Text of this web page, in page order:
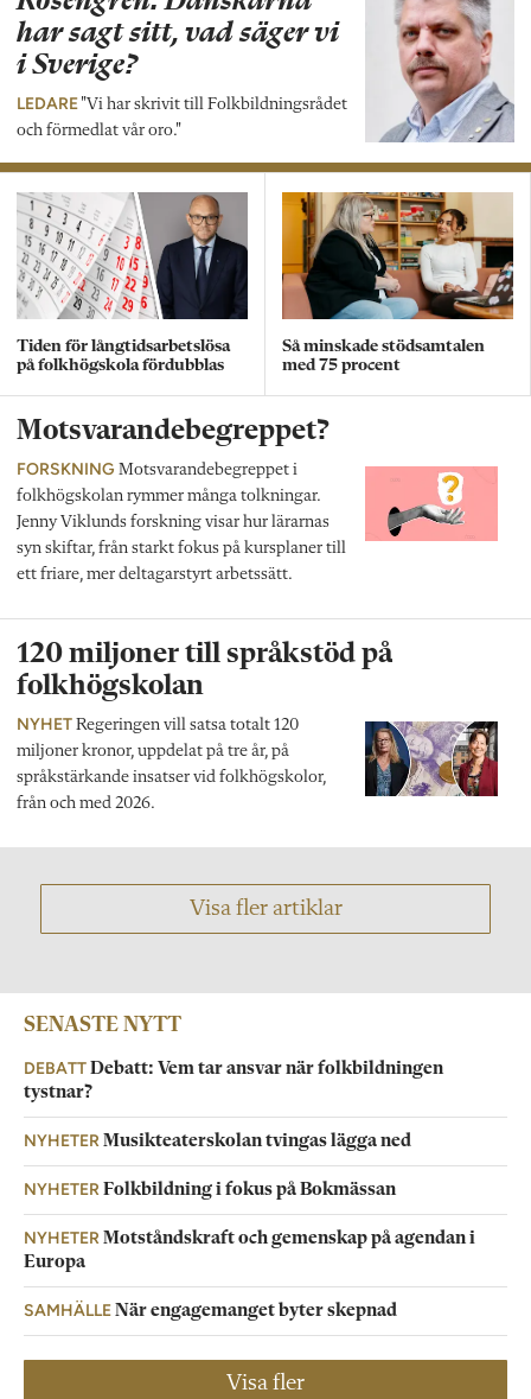
har sagt sitt, vad säger vi
i Sverige?
LEDARE "Vi har skrivit till Folkbildningsrådet
och förmedlat vår oro."
Tiden för långtidsarbetslösa
på folkhögskola fördubblas
Så minskade stödsamtalen
med 75 procent
Motsvarandebegreppet?
FORSKNING Motsvarandebegreppet i
folkhögskolan rymmer många tolkningar.
Jenny Viklunds forskning visar hur lärarnas
syn skiftar, från starkt fokus på kursplaner till
ett friare, mer deltagarstyrt arbetssätt.
120 miljoner till språkstöd på
folkhögskolan
NYHET Regeringen vill satsa totalt 120
miljoner kronor, uppdelat på tre år, på
språkstärkande insatser vid folkhögskolor,
från och med 2026.
Visa fler artiklar
SENASTE NYTT
DEBATTDebatt: Vem tar ansvar när folkbildningen
tystnar?
NYHETERMusikteaterskolan tvingas lägga ned
NYHETERFolkbildning i fokus på Bokmässan
NYHETERMotståndskraft och gemenskap på agendan i
Europa
SAMHÄLLENär engagemanget byter skepnad
Visa fler